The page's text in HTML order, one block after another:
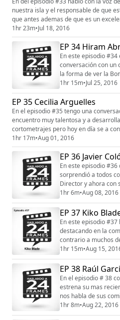
www.happixs.com y
nuestra isla y el responsable de que
que antes ademas de que es un
hablo de mi invitado Chente Ydrach.
por que creo que hablamos de
anteriormente y desde que me metí
quería...
1hr 23m•Jul 18, 2016
EP 34 Hiram
En este episodio
conversación con un
la forma de ver la
ritmo un toque
duro que fue su
musicales. La
bien con mi invitado
Abrante. Si deseas
1hr 15m•Jul 25, 2016
EP 35 Cecilia Arguelles
En el episodio #35 tengo una
encuentro muy talentosa y a
cortometrajes pero hoy en día se a
activa en el cine local ya las ultimas 3
cartelera local tienen a mi invitada
1hr 17m•Aug 01, 2016
EP 36 Javier
En este episodio
sorprendió a todos
Director y ahora con
Politico toca un tema
casi un deporte en
Tuve la oportunidad
misma y es una
bien lograda y como
1hr 6m•Aug 08, 2016
EP 37 Kiko
En este episodio
destacando en la
contrario a muchos
redes sociales el no
hasta hace muy
funciones en el
Televisión como
Disfruten mi
1hr 15m•Aug 15,
EP 38 Raúl
En el episodio # 38
estrena su mas
nos habla de sus
hacer sus 2 ultimas
conversación con Raúl Garcia.
1hr 8m•Aug 22, 2016